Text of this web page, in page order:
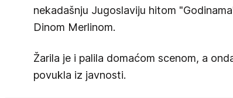
nekadašnju Jugoslaviju hitom
Dinom Merlinom.
Žarila je i palila domaćom scenom, a
povukla iz javnosti.